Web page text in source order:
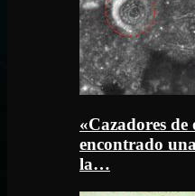
«Cazadores
encontrado
la…